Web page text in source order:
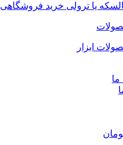
یا ترولی خرید فروشگاهی
ابزار
ما